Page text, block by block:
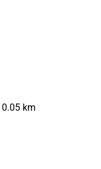
0.05 km